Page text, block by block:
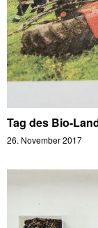
Tag des Bio-
26. November 2017